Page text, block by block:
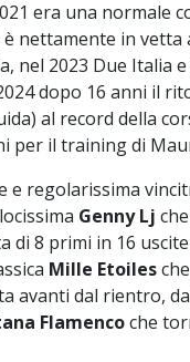
era una normale
è nettamente in vetta
nel 2023 Due
dopo 16 anni il
al record della
per il training di
e regolarissima
Genny Lj
di 8 primi in 16
Mille Etoiles
avanti dal rientro,
Flamencoche